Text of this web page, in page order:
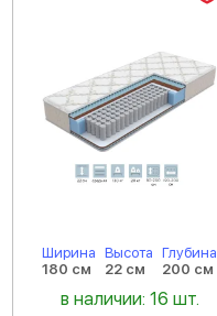
Ширина
180 см
Высота
22 см
Глубина
200 см
в наличии: 16 шт.